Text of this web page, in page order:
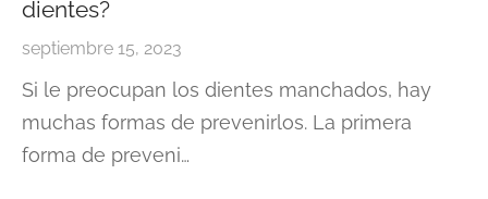
dientes?
septiembre 15, 2023
Si le preocupan los dientes manchados, hay
muchas formas de prevenirlos. La primera
forma de preveni…